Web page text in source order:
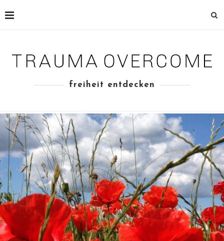
freiheit entdecken